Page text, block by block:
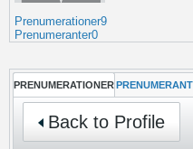
Prenumerationer9
Prenumeranter0
PRENUMERATIONER
Back to Profile